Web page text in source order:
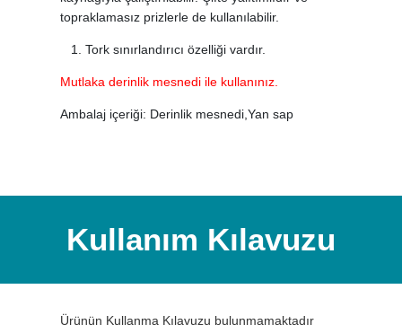
topraklamasız prizlerle de kullanılabilir.
Tork sınırlandırıcı özelliği vardır.
Mutlaka derinlik mesnedi ile kullanınız.
Ambalaj içeriği: Derinlik mesnedi,Yan sap
Kullanım Kılavuzu
Ürünün Kullanma Kılavuzu bulunmamaktadır